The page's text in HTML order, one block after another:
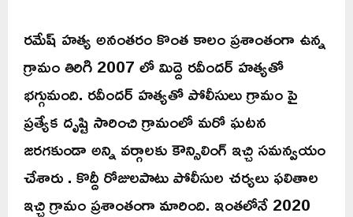
రమేష్ హత్య అనంతరం కొంత కాలం ప్రశాంతంగా ఉన్న
గ్రామం తిరిగి 2007 లో మిద్దె రవీందర్ హత్యతో
భగ్గుమంది. రవీందర్ హత్యతో పోలీసులు గ్రామం పై
ప్రత్యేక దృష్టి సారించి గ్రామంలో మరో ఘటన
జరగకుండా అన్ని వర్గాలకు కౌన్సిలింగ్ ఇచ్చి సమన్వయం
చేశారు . కొద్దీ రోజులపాటు పోలీసుల చర్యలు ఫలితాల
ఇచ్చి గ్రామం ప్రశాంతంగా మారింది. ఇంతలోనే 2020